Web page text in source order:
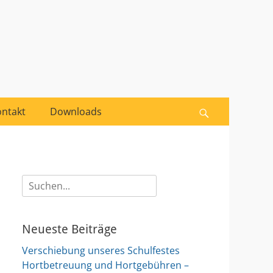
Downloads
Suche
nach:
Neueste Beiträge
Verschiebung unseres Schulfestes
Hortbetreuung und Hortgebühren –